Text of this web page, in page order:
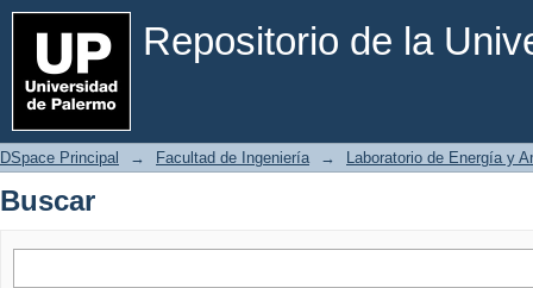
Repositorio de la
Buscar
DSpace Principal → Facultad de Ingeniería → Laboratorio de Energía y
Buscar